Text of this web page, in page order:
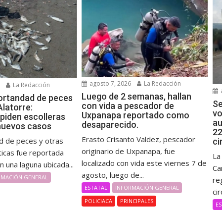
La Redacción
de peces
escolleras
casos
de peces y otras
fue reportada
laguna ubicada...
GENERAL
agosto 7, 2026 La Redacción
Luego de 2 semanas, hallan
con vida a pescador de
Uxpanapa reportado como
desaparecido.
Erasto Crisanto Valdez, pescador
originario de Uxpanapa, fue
localizado con vida este viernes 7 de
agosto, luego de...
ESTATAL
INFORMACIÓN GENERAL
POLICIACA
PRINCIPALES